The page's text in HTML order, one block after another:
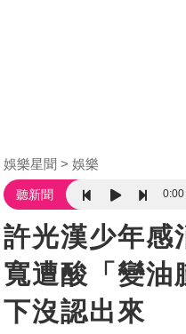
娛樂星聞 娛樂
聽新聞 0:00
許光漢少年感
寬遭酸「變油
下沒認出來